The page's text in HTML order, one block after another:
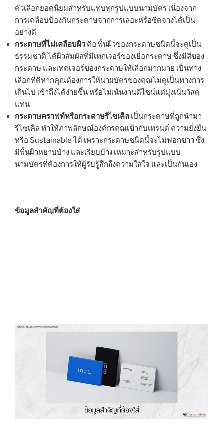
ตัวเลือกยอดนิยมสำหรับแทบทุกรูปแบบนามบัตร เนื่องจาก
การเคลือบป้องกันกระดาษจากการเลอะหรือซีดจางได้เป็น
อย่างดี
กระดาษที่ไม่เคลือบผิว คือ พื้นผิวของกระดาษชนิดนี้จะดูเป็น
ธรรมชาติ ได้ผิวสัมผัสที่มีเทกเจอร์ของเยื่อกระดาษ ซึ่งมีสีของ
กระดาษ และเทคเจอร์ของกระดาษให้เลือกมากมาย เป็นทาง
เลือกที่ดีหากคุณต้องการให้นามบัตรของคุณไม่ดูเป็นทางการ
เกินไป เข้าถึงได้ง่ายขึ้น หรือไม่เน้นงานดีไซน์แต่มุ่งเน้นวัสดุ
แทน
กระดาษคราฟท์หรือกระดาษรีไซเคิล เป็นกระดาษที่ถูกนำมา
รีไซเคิล ทำให้ภาพลักษณ์องค์กรคุณเข้ากับเทรนด์ ความยั่งยืน
หรือ Sustainable ได้ เพราะกระดาษชนิดนี้จะไม่ฟอกขาว ซึ่ง
มีพื้นผิวหยาบบ้าง และเรียบบ้าง เหมาะสำหรับรูปแบบ
นามบัตรที่ต้องการให้ผู้รับรู้สึกถึงความใส่ใจ และเป็นกันเอง
ข้อมูลสำคัญที่ต้องใส่